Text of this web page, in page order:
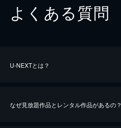
よくある質問
U-NEXTとは？
なぜ見放題作品とレンタル作品があるの？